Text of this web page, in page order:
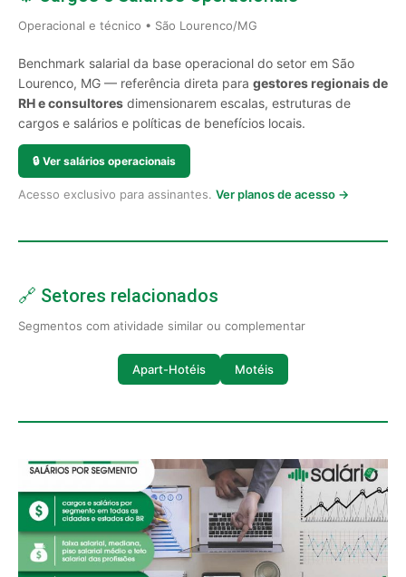
Operacional e técnico • São Lourenco/MG
Benchmark salarial da base operacional do setor em São
Lourenco, MG — referência direta para gestores regionais de
RH e consultores dimensionarem escalas, estruturas de
cargos e salários e políticas de benefícios locais.
🔒 Ver salários operacionais
Acesso exclusivo para assinantes. Ver planos de acesso →
🔗 Setores relacionados
Segmentos com atividade similar ou complementar
Apart-Hotéis Motéis